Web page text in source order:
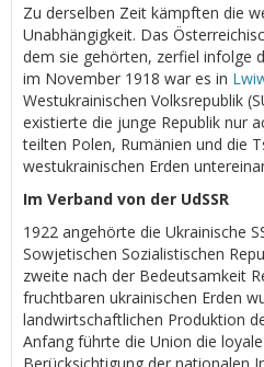
Zu derselben Zeit kämpften die
Unabhängigkeit. Das
dem sie gehörten, zerfiel infolge
im November 1918 war es in
Westukrainischen Volksrepublik
existierte die junge Republik nur
teilten Polen, Rumänien und die
westukrainischen Erden
Im Verband von der UdSSR
1922 angehörte die Ukrainische
Sowjetischen Sozialistischen
zweite nach der Bedeutsamkeit
fruchtbaren ukrainischen Erden
landwirtschaftlichen Produktion
Anfang führte die Union die
Berücksichtigung der nationalen